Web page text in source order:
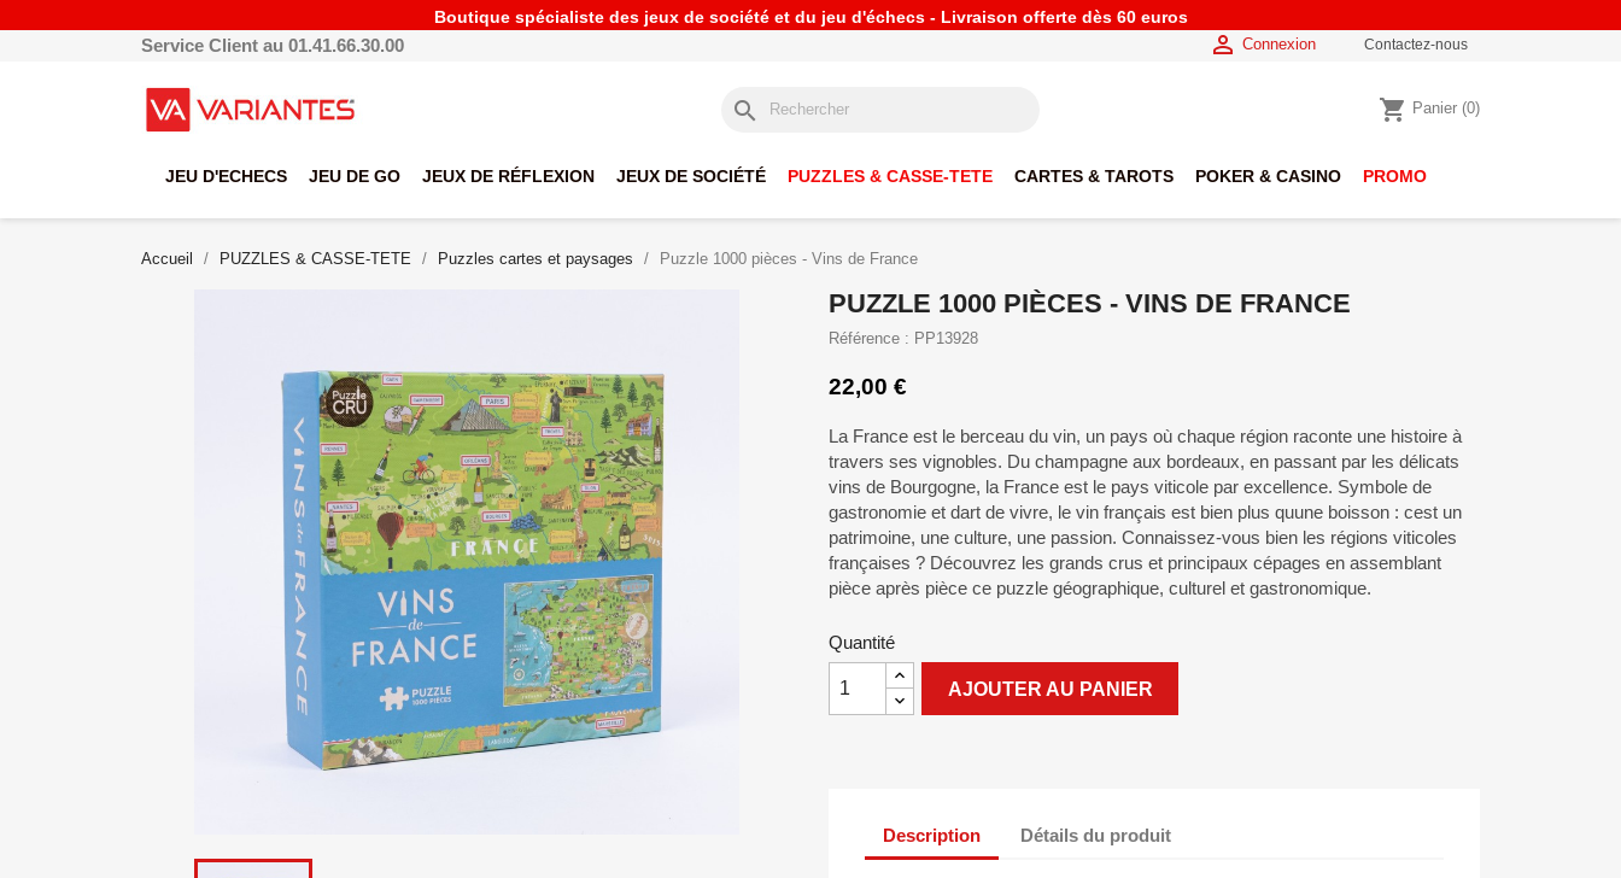
Boutique spécialiste des jeux de société et du jeu d'échecs - Livraison offerte dès 60 euros
Service Client au 01.41.66.30.00  Connexion Contactez-nous
search shopping_cart Panier (0)
JEU D'ECHECS JEU DE GO JEUX DE RÉFLEXION JEUX DE SOCIÉTÉ PUZZLES & CASSE-TETE CARTES & TAROTS POKER & CASINO PROMO
Accueil PUZZLES & CASSE-TETE Puzzles cartes et paysages Puzzle 1000 pièces - Vins de France
PUZZLE 1000 PIÈCES - VINS DE FRANCE
Référence : PP13928
22,00 €
La France est le berceau du vin, un pays où chaque région raconte une histoire à
travers ses vignobles. Du champagne aux bordeaux, en passant par les délicats
vins de Bourgogne, la France est le pays viticole par excellence. Symbole de
gastronomie et dart de vivre, le vin français est bien plus quune boisson : cest un
patrimoine, une culture, une passion. Connaissez-vous bien les régions viticoles
françaises ? Découvrez les grands crus et principaux cépages en assemblant
pièce après pièce ce puzzle géographique, culturel et gastronomique.
Quantité
AJOUTER AU PANIER
Description Détails du produit